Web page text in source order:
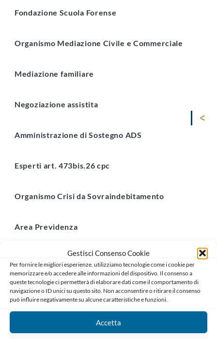
Gestisci Consenso Cookie
Per fornire le migliori esperienze, utilizziamo tecnologie come i cookie per
memorizzare e/o accedere alle informazioni del dispositivo. Il consenso a
queste tecnologie ci permetterà di elaborare dati come il comportamento di
navigazione o ID unici su questo sito. Non acconsentire o ritirare il consenso
può influire negativamente su alcune caratteristiche e funzioni.
Accetta
Fondazione Scuola Forense
Organismo Mediazione Civile e Commerciale
Mediazione familiare
Negoziazione assistita
Amministrazione di Sostegno ADS
Esperti art. 473bis.26 cpc
Organismo Crisi da Sovraindebitamento
Area Previdenza
Organismo Congressuale Forense
Associazioni Forensi